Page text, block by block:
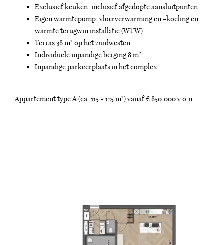
Exclusief keuken, inclusief afgedopte aansluitpunten
Eigen warmtepomp, vloerverwarming en -koeling en
warmte terugwin installatie (WTW)
Terras 38 m² op het zuidwesten
Individuele inpandige berging 8 m²
Inpandige parkeerplaats in het complex
Appartement type A (ca. 115 - 125 m²) vanaf € 850.000 v.o.n.